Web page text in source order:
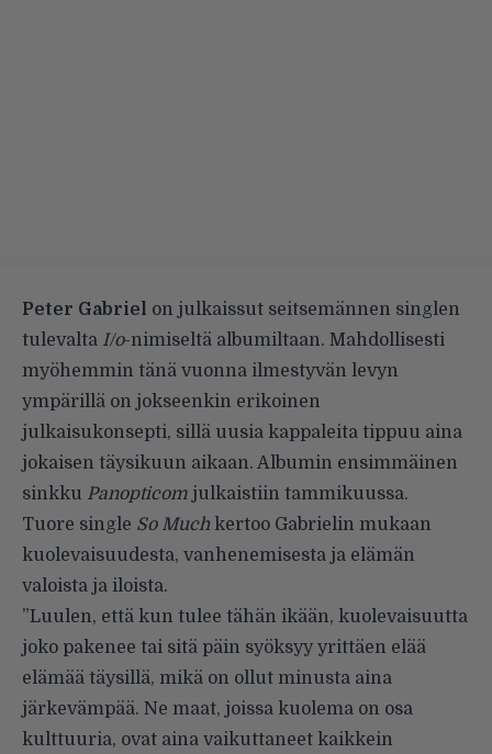
Peter Gabriel on julkaissut seitsemännen singlen
tulevalta I/o-nimiseltä albumiltaan. Mahdollisesti
myöhemmin tänä vuonna ilmestyvän levyn
ympärillä on jokseenkin erikoinen
julkaisukonsepti, sillä uusia kappaleita tippuu aina
jokaisen täysikuun aikaan. Albumin ensimmäinen
sinkku Panopticom julkaistiin tammikuussa.
Tuore single So Much kertoo Gabrielin mukaan
kuolevaisuudesta, vanhenemisesta ja elämän
valoista ja iloista.
”Luulen, että kun tulee tähän ikään, kuolevaisuutta
joko pakenee tai sitä päin syöksyy yrittäen elää
elämää täysillä, mikä on ollut minusta aina
järkevämpää. Ne maat, joissa kuolema on osa
kulttuuria, ovat aina vaikuttaneet kaikkein